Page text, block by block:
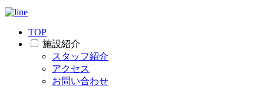
TOP
施設紹介
スタッフ紹介
アクセス
お問い合わせ